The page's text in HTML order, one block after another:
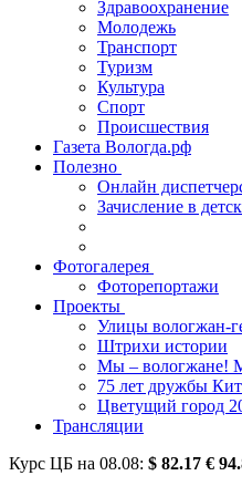
Здравоохранение
Молодежь
Транспорт
Туризм
Культура
Спорт
Происшествия
Газета Вологда.рф
Полезно
Онлайн
Зачисление в
Фотогалерея
Фоторепортажи
Проекты
Улицы вологжан-
Штрихи истории
Мы – вологжане!
75 лет дружбы
Цветущий город
Трансляции
Курс ЦБ на 08.08: $ 82.17 €